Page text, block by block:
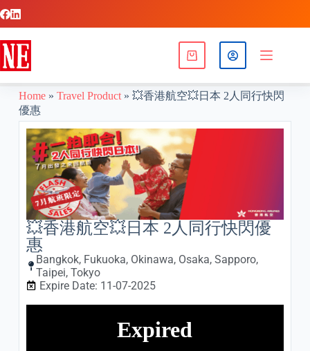
Home» Travel Product» 💥香港航空💥日本 2人同行快閃
優惠
💥香港航空💥日本 2人同行快閃優
惠
Bangkok, Fukuoka, Okinawa, Osaka, Sapporo,
Taipei, Tokyo
Expire Date: 11-07-2025
Expired